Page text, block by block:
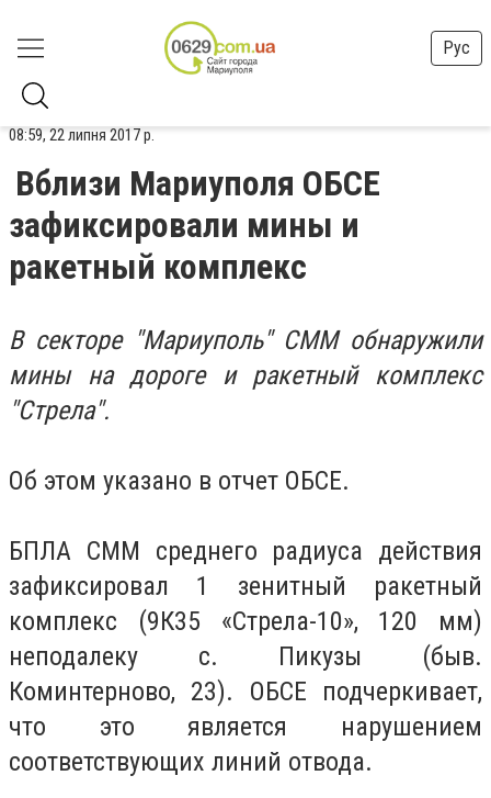
Рус
08:59, 22 липня 2017 р.
Вблизи Мариуполя ОБСЕ
зафиксировали мины и
ракетный комплекс
В секторе "Мариуполь" СММ обнаружили
мины на дороге и ракетный комплекс
"Стрела".
Об этом указано в отчет ОБСЕ.
БПЛА СММ среднего радиуса действия
зафиксировал 1 зенитный ракетный
комплекс (9К35 «Стрела-10», 120 мм)
неподалеку с. Пикузы (быв.
Коминтерново, 23). ОБСЕ подчеркивает,
что это является нарушением
соответствующих линий отвода.